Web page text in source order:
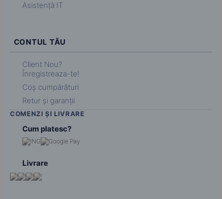
Asistență IT
CONTUL TĂU
Client Nou?
Înregistreaza-te!
Coș cumpărături
Retur și garanții
COMENZI ȘI LIVRARE
Cum platesc?
Livrare